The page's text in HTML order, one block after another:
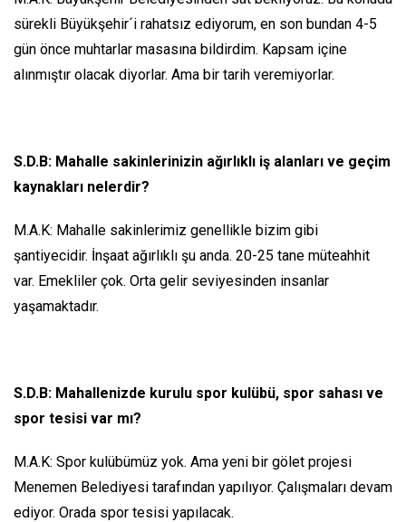
sürekli Büyükşehir´i rahatsız ediyorum, en son bundan 4-5
gün önce muhtarlar masasına bildirdim. Kapsam içine
alınmıştır olacak diyorlar. Ama bir tarih veremiyorlar.
S.D.B: Mahalle sakinlerinizin ağırlıklı iş alanları ve geçim
kaynakları nelerdir?
M.A.K: Mahalle sakinlerimiz genellikle bizim gibi
şantiyecidir. İnşaat ağırlıklı şu anda. 20-25 tane müteahhit
var. Emekliler çok. Orta gelir seviyesinden insanlar
yaşamaktadır.
S.D.B: Mahallenizde kurulu spor kulübü, spor sahası ve
spor tesisi var mı?
M.A.K: Spor kulübümüz yok. Ama yeni bir gölet projesi
Menemen Belediyesi tarafından yapılıyor. Çalışmaları devam
ediyor. Orada spor tesisi yapılacak.